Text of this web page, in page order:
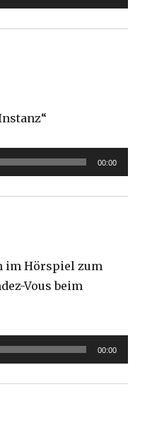
00:00
im Hörspiel zum
Vous beim
00:00